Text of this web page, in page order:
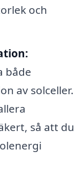
och
både
av solceller.
så att du